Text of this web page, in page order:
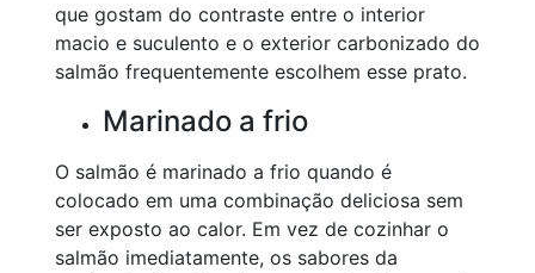
que gostam do contraste entre o interior
macio e suculento e o exterior carbonizado do
salmão frequentemente escolhem esse prato.
Marinado a frio
O salmão é marinado a frio quando é
colocado em uma combinação deliciosa sem
ser exposto ao calor. Em vez de cozinhar o
salmão imediatamente, os sabores da